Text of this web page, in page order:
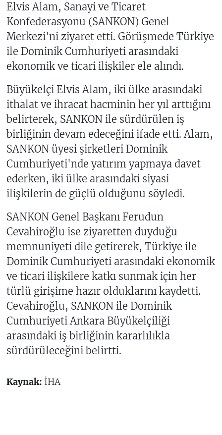
Elvis Alam, Sanayi ve Ticaret
Konfederasyonu (SANKON) Genel
Merkezi'ni ziyaret etti. Görüşmede Türkiye
ile Dominik Cumhuriyeti arasındaki
ekonomik ve ticari ilişkiler ele alındı.
Büyükelçi Elvis Alam, iki ülke arasındaki
ithalat ve ihracat hacminin her yıl arttığını
belirterek, SANKON ile sürdürülen iş
birliğinin devam edeceğini ifade etti. Alam,
SANKON üyesi şirketleri Dominik
Cumhuriyeti'nde yatırım yapmaya davet
ederken, iki ülke arasındaki siyasi
ilişkilerin de güçlü olduğunu söyledi.
SANKON Genel Başkanı Ferudun
Cevahiroğlu ise ziyaretten duyduğu
memnuniyeti dile getirerek, Türkiye ile
Dominik Cumhuriyeti arasındaki ekonomik
ve ticari ilişkilere katkı sunmak için her
türlü girişime hazır olduklarını kaydetti.
Cevahiroğlu, SANKON ile Dominik
Cumhuriyeti Ankara Büyükelçiliği
arasındaki iş birliğinin kararlılıkla
sürdürüleceğini belirtti.
Kaynak: İHA